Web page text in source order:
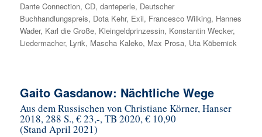
Dante Connection,CD,danteperle, Deutscher
Buchhandlungspreis, Dota Kehr, Exil, Francesco Wilking, Hannes
Wader, Karl die Große, Kleingeldprinzessin, Konstantin Wecker,
Liedermacher, Lyrik, Mascha Kaleko, Max Prosa, Uta Köbernick
Gaito Gasdanow: Nächtliche Wege
Aus dem Russischen von Christiane Körner, Hanser
2018, 288 S., € 23,-, TB 2020, € 10,90
(Stand April 2021)